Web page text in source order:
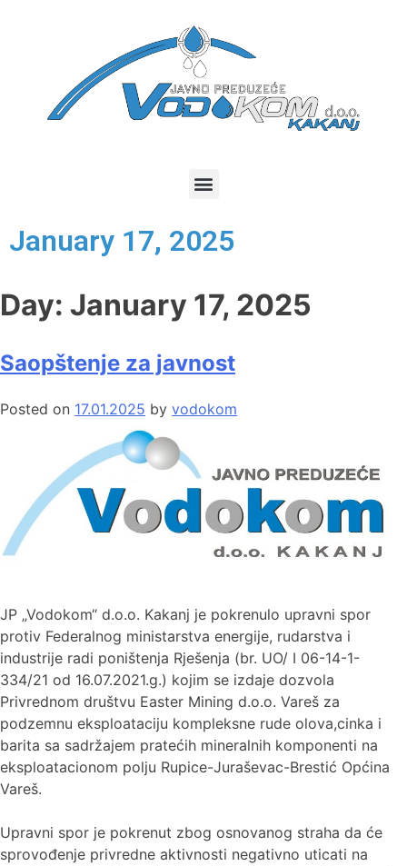
January 17, 2025
Day: January 17, 2025
Saopštenje za javnost
Posted on 17.01.2025 by vodokom
JP „Vodokom“ d.o.o. Kakanj je pokrenulo upravni spor
protiv Federalnog ministarstva energije, rudarstva i
industrije radi poništenja Rješenja (br. UO/ I 06-14-1-
334/21 od 16.07.2021.g.) kojim se izdaje dozvola
Privrednom društvu Easter Mining d.o.o. Vareš za
podzemnu eksploataciju kompleksne rude olova,cinka i
barita sa sadržajem pratećih mineralnih komponenti na
eksploatacionom polju Rupice-Juraševac-Brestić Općina
Vareš.
Upravni spor je pokrenut zbog osnovanog straha da će
sprovođenje privredne aktivnosti negativno uticati na